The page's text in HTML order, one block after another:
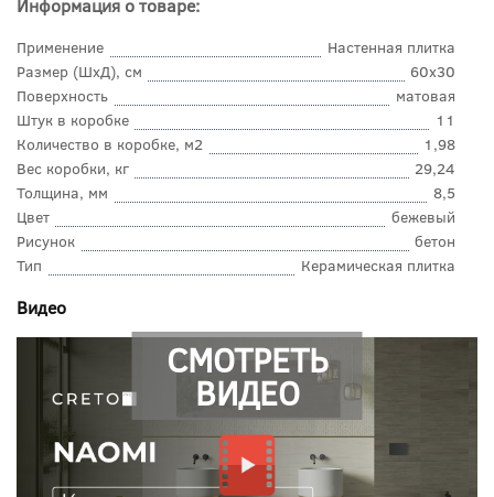
Применение
Настенная плитка
Размер (ШхД), см
60x30
Поверхность
матовая
Штук в коробке
11
Количество в коробке, м2
1,98
Вес коробки, кг
29,24
Толщина, мм
8,5
Цвет
бежевый
Рисунок
бетон
Тип
Керамическая плитка
Видео
СМОТРЕТЬ
ВИДЕО